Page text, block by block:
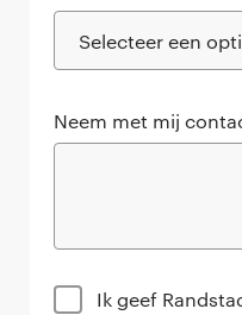
Neem met mij
Ik geef